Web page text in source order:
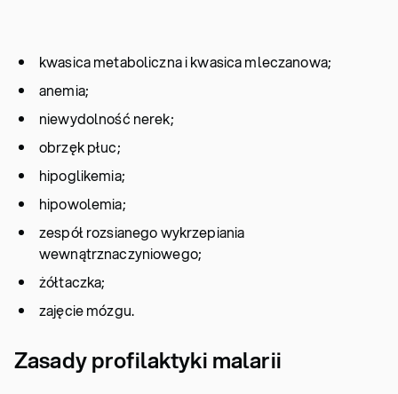
kwasica metaboliczna i kwasica mleczanowa;
anemia;
niewydolność nerek;
obrzęk płuc;
hipoglikemia;
hipowolemia;
zespół rozsianego wykrzepiania
wewnątrznaczyniowego;
żółtaczka;
zajęcie mózgu.
Zasady profilaktyki malarii